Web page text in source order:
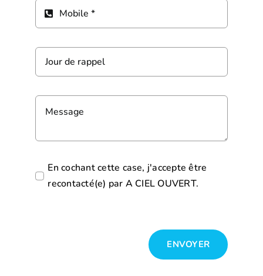
En cochant cette case, j'accepte être
recontacté(e) par A CIEL OUVERT.
ENVOYER